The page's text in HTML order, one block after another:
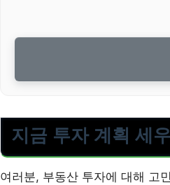
지금 투자 계획 세
여러분, 부동산 투자에 대해 고